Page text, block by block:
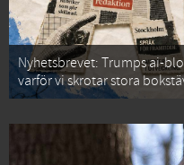
Nyhetsbrevet: Trumps ai-
varför vi skrotar stora